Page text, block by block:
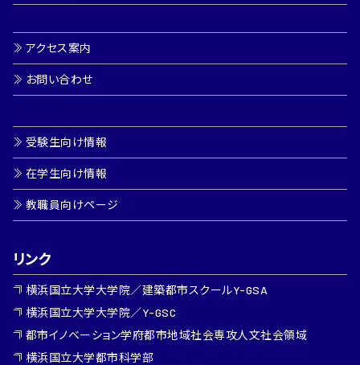
アクセス案内
お問い合わせ
受験生向け情報
在学生向け情報
教職員向けページ
リンク
横浜国立大学大学院／建築都市スクールY-GSA
横浜国立大学大学院／Y-GSC
都市イノベーション学府都市地域社会専攻人文社会領域
横浜国立大学都市科学部